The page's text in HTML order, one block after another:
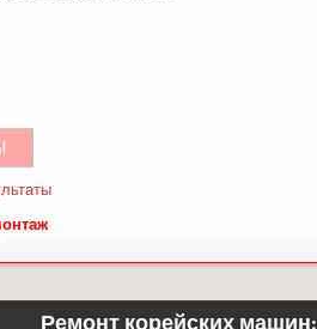
Ремонт корейских машин: